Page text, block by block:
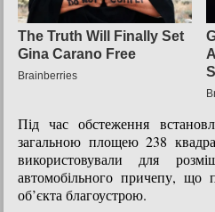
Під час обстеження
загальною площею 238
використовували для
автомобільного причепу, що
об’єкта благоустрою.